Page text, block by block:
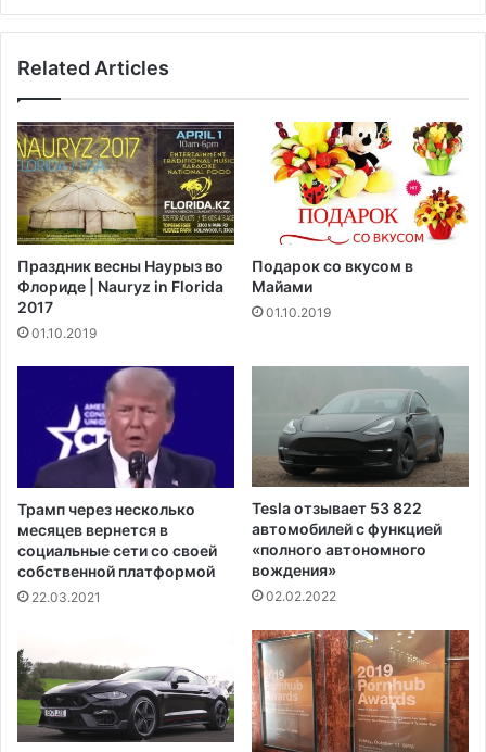
Ш
д
т
и
г
с
а
м
о
г
о
в
р
о
в
с
м
а
р
е
и
т
е
т
а
Д
ь
ю
к
а
д
п
р
о
й
т
а
р
н
Related Articles
Праздник весны Наурыз во
Флориде | Nauryz in Florida
2017
01.10.2019
Подарок со вкусом в
Майами
01.10.2019
Трамп через несколько
месяцев вернется в
социальные сети со своей
собственной платформой
22.03.2021
Tesla отзывает 53 822
автомобилей с функцией
«полного автономного
вождения»
02.02.2022